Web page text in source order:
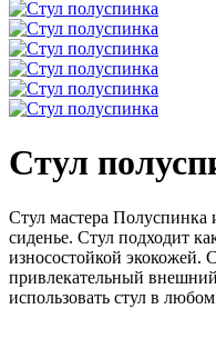
Стул
Стул мастера
сиденье. Стул подходит
износостойкой экокожей.
привлекательный
использовать стул в